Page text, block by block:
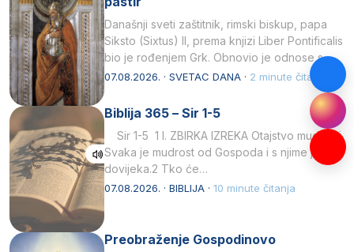
Današnji sveti zaštitnik, rimski biskup, papa
Siksto (Sixtus) II, prema knjizi Liber Pontificalis
bio je rođenjem Grk. Obnovio je odnose s
afričkim…
07.08.2026. · SVETAC DANA · 2 minute čitanja
Biblija 365 – Sir 1-5
Sir 1-5 1 I. ZBIRKA IZREKA Otajstvo mudrosti
Svaka je mudrost od Gospoda i s njime je
dovijeka.2 Tko će…
07.08.2026. · BIBLIJA · 10 minute čitanja
Preobraženje Gospodinovo